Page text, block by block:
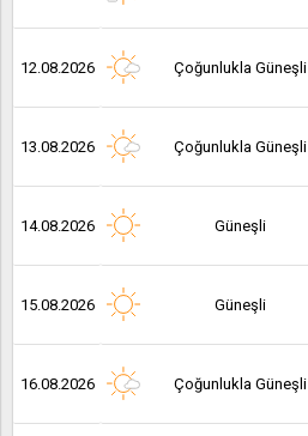
12.08.2026 Çoğunlukla Güneşli
13.08.2026 Çoğunlukla Güneşli
14.08.2026 Güneşli
15.08.2026 Güneşli
16.08.2026 Çoğunlukla Güneşli